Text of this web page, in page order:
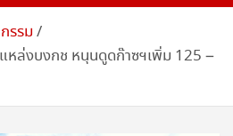
รรม
หล่งบงกช หนุนดูดก๊าซฯเพิ่ม 125 –